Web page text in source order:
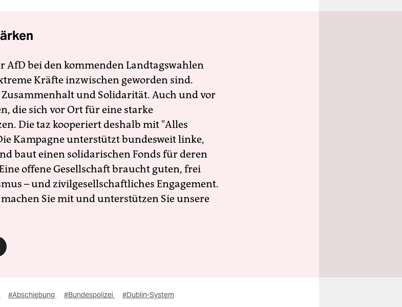
AfD bei den kommenden Landtagswahlen
Kräfte inzwischen geworden sind.
Zusammenhalt und Solidarität. Auch und vor
die sich vor Ort für eine starke
Die taz kooperiert deshalb mit "Alles
Kampagne unterstützt bundesweit linke,
baut einen solidarischen Fonds für deren
offene Gesellschaft braucht guten, frei
– und zivilgesellschaftliches Engagement.
Sie mit und unterstützen Sie unsere
#Abschiebung #Bundespolizei #Dublin-System